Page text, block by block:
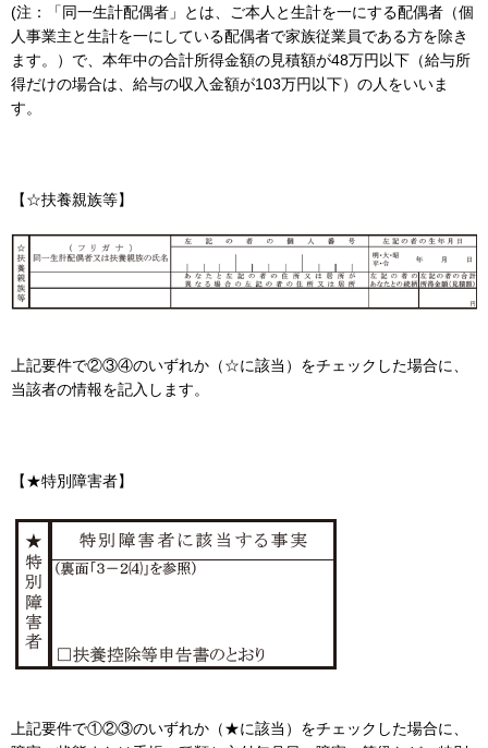
(注：「同一生計配偶者」とは、ご本人と生計を一にする配偶者（個
人事業主と生計を一にしている配偶者で家族従業員である方を除き
ます。）で、本年中の合計所得金額の見積額が48万円以下（給与所
得だけの場合は、給与の収入金額が103万円以下）の人をいいま
す。
【☆扶養親族等】
上記要件で②③④のいずれか（☆に該当）をチェックした場合に、
当該者の情報を記入します。
【★特別障害者】
上記要件で①②③のいずれか（★に該当）をチェックした場合に、